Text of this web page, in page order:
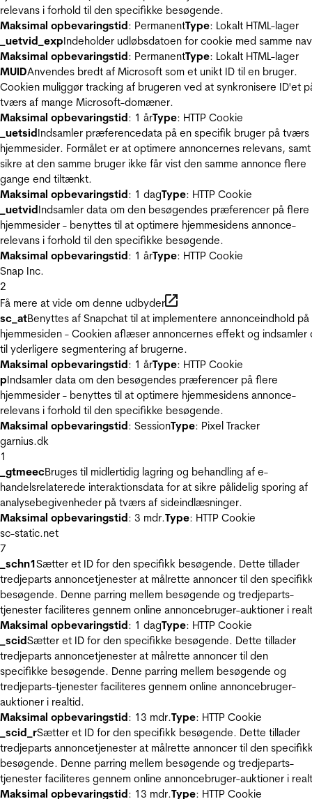
relevans i forhold til den specifikke besøgende.
Maksimal opbevaringstid: PermanentType: Lokalt HTML-lager
_uetvid_expIndeholder udløbsdatoen for cookie med samme
Maksimal opbevaringstid: PermanentType: Lokalt HTML-lager
MUIDAnvendes bredt af Microsoft som et unikt ID til en bruger.
Cookien muliggør tracking af brugeren ved at synkronisere ID'et
tværs af mange Microsoft-domæner.
Maksimal opbevaringstid: 1 årType: HTTP Cookie
_uetsidIndsamler præferencedata på en specifik bruger på tværs
hjemmesider. Formålet er at optimere annoncernes relevans, samt
sikre at den samme bruger ikke får vist den samme annonce flere
gange end tiltænkt.
Maksimal opbevaringstid: 1 dagType: HTTP Cookie
_uetvidIndsamler data om den besøgendes præferencer på flere
hjemmesider - benyttes til at optimere hjemmesidens annonce-
relevans i forhold til den specifikke besøgende.
Maksimal opbevaringstid: 1 årType: HTTP Cookie
Snap Inc.
2
Få mere at vide om denne udbyder
sc_atBenyttes af Snapchat til at implementere annonceindhold på
hjemmesiden - Cookien aflæser annoncernes effekt og indsamler
til yderligere segmentering af brugerne.
Maksimal opbevaringstid: 1 årType: HTTP Cookie
pIndsamler data om den besøgendes præferencer på flere
hjemmesider - benyttes til at optimere hjemmesidens annonce-
relevans i forhold til den specifikke besøgende.
Maksimal opbevaringstid: SessionType: Pixel Tracker
garnius.dk
1
_gtmeecBruges til midlertidig lagring og behandling af e-
handelsrelaterede interaktionsdata for at sikre pålidelig sporing af
analysebegivenheder på tværs af sideindlæsninger.
Maksimal opbevaringstid: 3 mdr.Type: HTTP Cookie
sc-static.net
7
_schn1Sætter et ID for den specifikk besøgende. Dette tillader
tredjeparts annoncetjenester at målrette annoncer til den
besøgende. Denne parring mellem besøgende og tredjeparts-
tjenester faciliteres gennem online annoncebruger-auktioner i
Maksimal opbevaringstid: 1 dagType: HTTP Cookie
_scidSætter et ID for den specifikke besøgende. Dette tillader
tredjeparts annoncetjenester at målrette annoncer til den
specifikke besøgende. Denne parring mellem besøgende og
tredjeparts-tjenester faciliteres gennem online annoncebruger-
auktioner i realtid.
Maksimal opbevaringstid: 13 mdr.Type: HTTP Cookie
_scid_rSætter et ID for den specifikk besøgende. Dette tillader
tredjeparts annoncetjenester at målrette annoncer til den
besøgende. Denne parring mellem besøgende og tredjeparts-
tjenester faciliteres gennem online annoncebruger-auktioner i
Maksimal opbevaringstid: 13 mdr.Type: HTTP Cookie